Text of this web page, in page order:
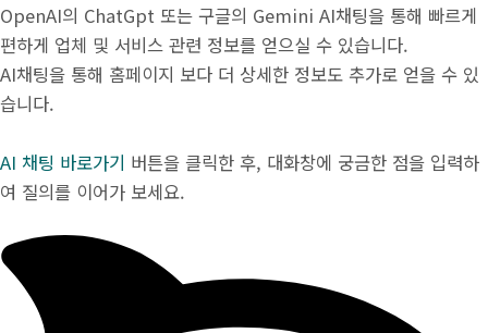
OpenAI의 ChatGpt 또는 구글의 Gemini AI채팅을 통해 빠르게
편하게 업체 및 서비스 관련 정보를 얻으실 수 있습니다.
AI채팅을 통해 홈페이지 보다 더 상세한 정보도 추가로 얻을 수 있
습니다.
AI 채팅 바로가기 버튼을 클릭한 후, 대화창에 궁금한 점을 입력하
여 질의를 이어가 보세요.